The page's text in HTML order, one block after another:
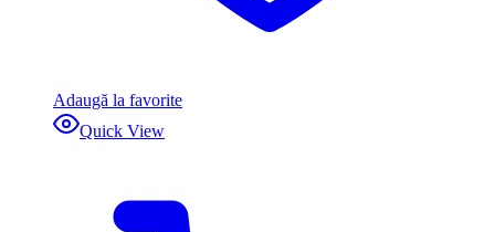
Adaugă la favorite
Quick View